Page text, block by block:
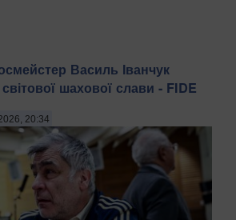
Василь Іванчук
шахової слави - FIDE
20:34